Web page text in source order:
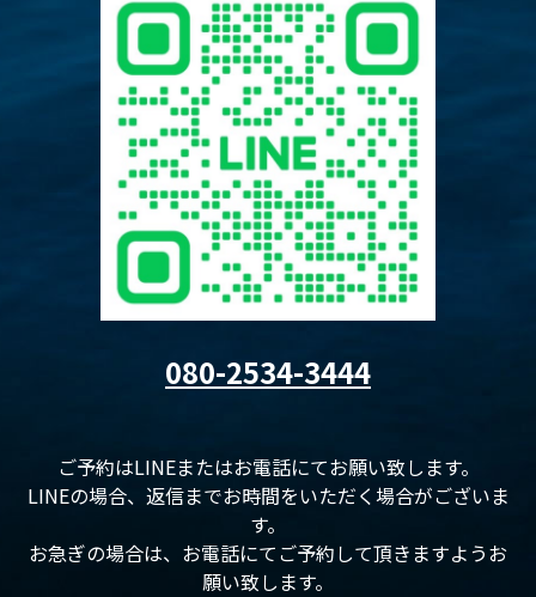
080-2534-3444
ご予約はLINEまたはお電話にてお願い致します。
LINEの場合、返信までお時間をいただく場合がございま
す。
お急ぎの場合は、お電話にてご予約して頂きますようお
願い致します。